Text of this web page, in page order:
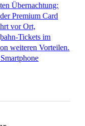
Übernachtung:
Premium Card
vor Ort,
Tickets im
weiteren Vorteilen.